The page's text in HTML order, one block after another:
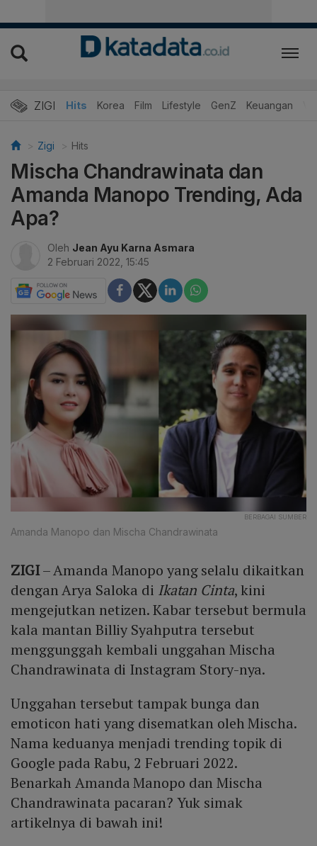
ZIGI Hits Korea Film Lifestyle GenZ Keuangan
Zigi Hits
Mischa Chandrawinata dan
Amanda Manopo Trending, Ada
Apa?
Oleh Jean Ayu Karna Asmara
2 Februari 2022, 15:45
BERBAGAI SUMBER
Amanda Manopo dan Mischa Chandrawinata
ZIGI– Amanda Manopo yang selalu dikaitkan
dengan Arya Saloka di Ikatan Cinta, kini
mengejutkan netizen. Kabar tersebut bermula
kala mantan Billiy Syahputra tersebut
menggunggah kembali unggahan Mischa
Chandrawinata di Instagram Story-nya.
Unggahan tersebut tampak bunga dan
emoticon hati yang disematkan oleh Mischa.
Nama keduanya menjadi trending topik di
Google pada Rabu, 2 Februari 2022.
Benarkah Amanda Manopo dan Mischa
Chandrawinata pacaran? Yuk simak
artikelnya di bawah ini!